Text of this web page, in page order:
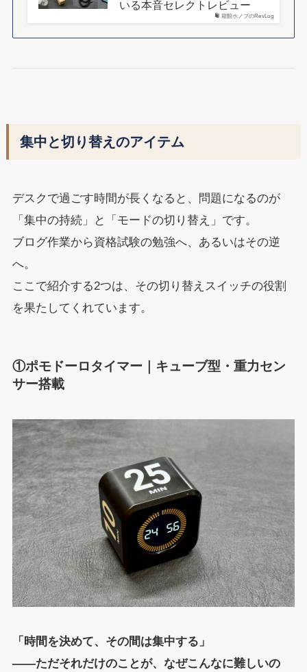
箱館ホノブのRevLog
いる本音セレクトレビュー
集中と切り替えのアイテム
デスクで過ごす時間が長くなると、問題になるのが
「集中の持続」と「モードの切り替え」です。
ブログ作業から資格試験の勉強へ、あるいはその逆
へ。
ここで紹介する2つは、その切り替えスイッチの役割
を果たしてくれています。
①ポモドーロタイマー｜キューブ型・重力セン
サー搭載
「時間を決めて、その間は集中する」
——ただそれだけのことが、なぜこんなに難しいの